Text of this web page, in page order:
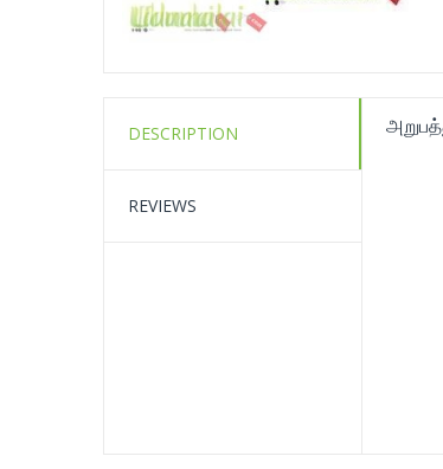
DESCRIPTION
REVIEWS